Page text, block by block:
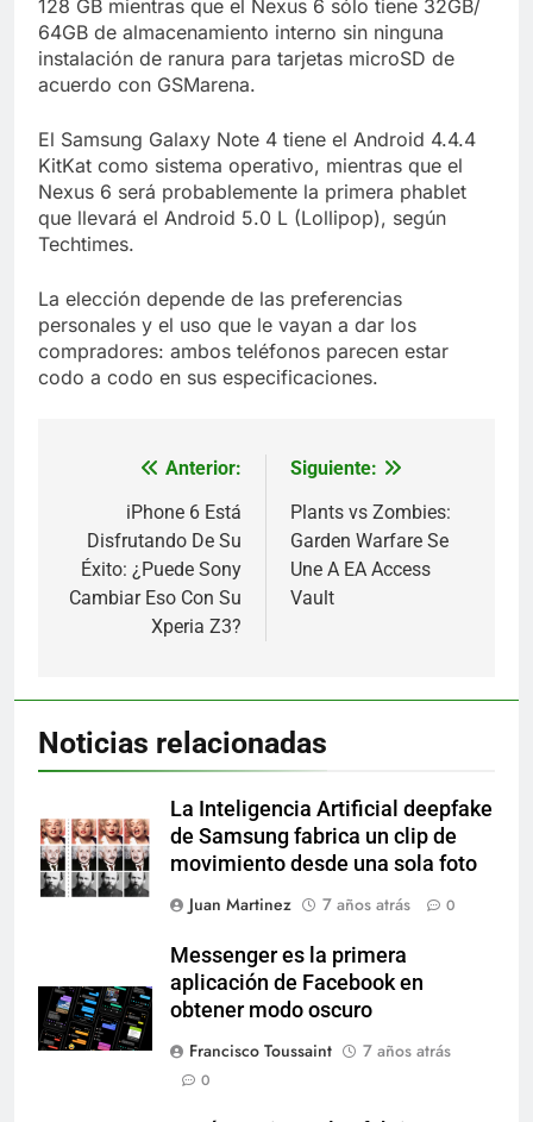
128 GB mientras que el Nexus 6 sólo tiene 32GB/
64GB de almacenamiento interno sin ninguna
instalación de ranura para tarjetas microSD de
acuerdo con GSMarena.
El Samsung Galaxy Note 4 tiene el Android 4.4.4
KitKat como sistema operativo, mientras que el
Nexus 6 será probablemente la primera phablet
que llevará el Android 5.0 L (Lollipop), según
Techtimes.
La elección depende de las preferencias
personales y el uso que le vayan a dar los
compradores: ambos teléfonos parecen estar
codo a codo en sus especificaciones.
Navegación
entradas
Anterior:
iPhone 6 Está
Disfrutando De Su
Éxito: ¿Puede Sony
Cambiar Eso Con Su
Xperia Z3?
Siguiente:
Plants vs Zombies:
Garden Warfare Se
Une A EA Access
Vault
Noticias relacionadas
La Inteligencia Artificial deepfake
de Samsung fabrica un clip de
movimiento desde una sola foto
Juan Martinez
7 años atrás 0
Messenger es la primera
aplicación de Facebook en
obtener modo oscuro
Francisco Toussaint
7 años atrás
0